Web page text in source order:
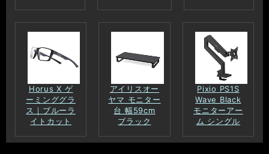
Horus X ゲ
ーミンググラ
ス｜ブルーラ
イトカット
アイリスオー
ヤマ モニター
台 幅59cm
ブラック
Pixio PS1S
Wave Black
モニターアー
ム シングル